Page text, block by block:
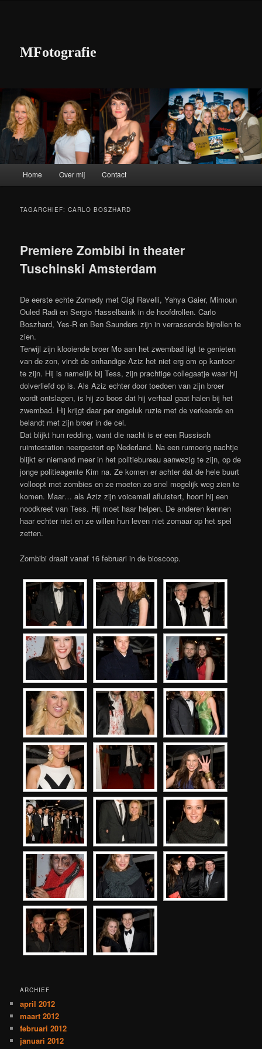
MFotografie
Spring naar de primaire inhoud
Spring naar de secundaire inhoud
Home Over mij Contact
TAGARCHIEF:CARLO BOSZHARD
Premiere Zombibi in theater
Tuschinski Amsterdam
De eerste echte Zomedy met Gigi Ravelli, Yahya Gaier, Mimoun
Ouled Radi en Sergio Hasselbaink in de hoofdrollen. Carlo
Boszhard, Yes-R en Ben Saunders zijn in verrassende bijrollen te
zien.
Terwijl zijn klooiende broer Mo aan het zwembad ligt te genieten
van de zon, vindt de onhandige Aziz het niet erg om op kantoor
te zijn. Hij is namelijk bij Tess, zijn prachtige collegaatje waar hij
dolverliefd op is. Als Aziz echter door toedoen van zijn broer
wordt ontslagen, is hij zo boos dat hij verhaal gaat halen bij het
zwembad. Hij krijgt daar per ongeluk ruzie met de verkeerde en
belandt met zijn broer in de cel.
Dat blijkt hun redding, want die nacht is er een Russisch
ruimtestation neergestort op Nederland. Na een rumoerig nachtje
blijkt er niemand meer in het politiebureau aanwezig te zijn, op de
jonge politieagente Kim na. Ze komen er achter dat de hele buurt
volloopt met zombies en ze moeten zo snel mogelijk weg zien te
komen. Maar… als Aziz zijn voicemail afluistert, hoort hij een
noodkreet van Tess. Hij moet haar helpen. De anderen kennen
haar echter niet en ze willen hun leven niet zomaar op het spel
zetten.
Zombibi draait vanaf 16 februari in de bioscoop.
ARCHIEF
april 2012
maart 2012
februari 2012
januari 2012